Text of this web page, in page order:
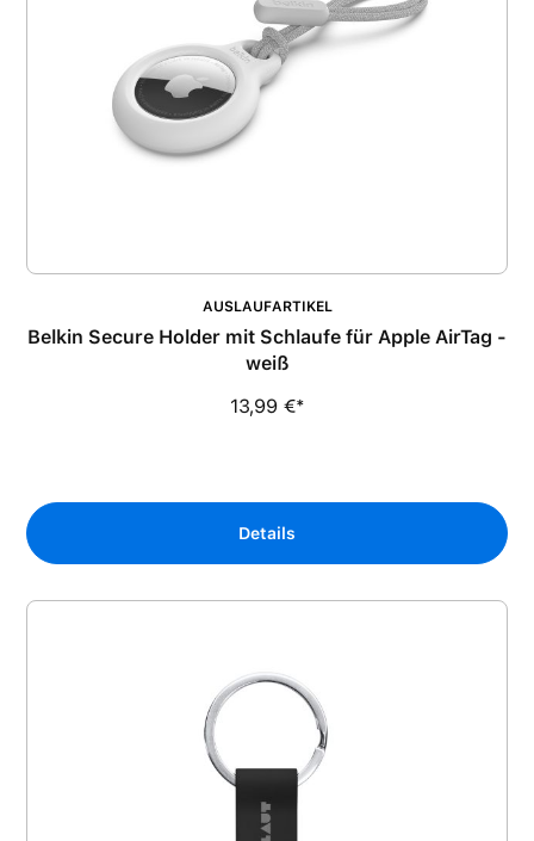
AUSLAUFARTIKEL
Belkin Secure Holder mit Schlaufe für Apple AirTag -
weiß
13,99 €*
Details